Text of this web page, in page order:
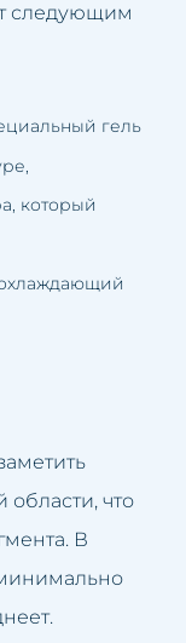
следующим
гель
который
что
В